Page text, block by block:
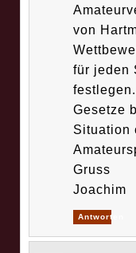
von
für jeden
Gesetze
Situation
Gruss
Joachim
Antworten